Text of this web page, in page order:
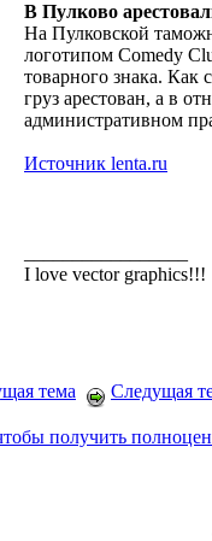
В Пулково
На Пулковской
логотипом Comedy
товарного знака. Как
груз арестован, а в
административном
Источник lenta.ru
I love vector graphics!!!
тема Следущая
получить